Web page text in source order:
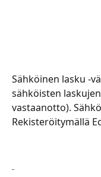
Sähköinen lasku -
sähköisten
vastaanotto).
Rekisteröitymällä